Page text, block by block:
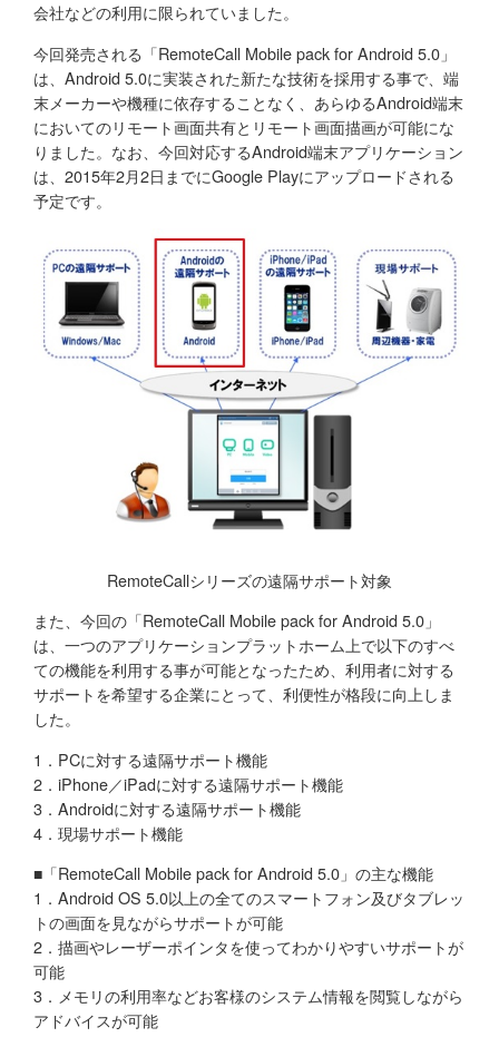
会社などの利用に限られていました。
今回発売される「RemoteCall Mobile pack for Android 5.0」
は、Android 5.0に実装された新たな技術を採用する事で、端
末メーカーや機種に依存することなく、あらゆるAndroid端末
においてのリモート画面共有とリモート画面描画が可能にな
りました。なお、今回対応するAndroid端末アプリケーション
は、2015年2月2日までにGoogle Playにアップロードされる
予定です。
RemoteCallシリーズの遠隔サポート対象
また、今回の「RemoteCall Mobile pack for Android 5.0」
は、一つのアプリケーションプラットホーム上で以下のすべ
ての機能を利用する事が可能となったため、利用者に対する
サポートを希望する企業にとって、利便性が格段に向上しま
した。
1．PCに対する遠隔サポート機能
2．iPhone／iPadに対する遠隔サポート機能
3．Androidに対する遠隔サポート機能
4．現場サポート機能
■「RemoteCall Mobile pack for Android 5.0」の主な機能
1．Android OS 5.0以上の全てのスマートフォン及びタブレッ
トの画面を見ながらサポートが可能
2．描画やレーザーポインタを使ってわかりやすいサポートが
可能
3．メモリの利用率などお客様のシステム情報を閲覧しながら
アドバイスが可能